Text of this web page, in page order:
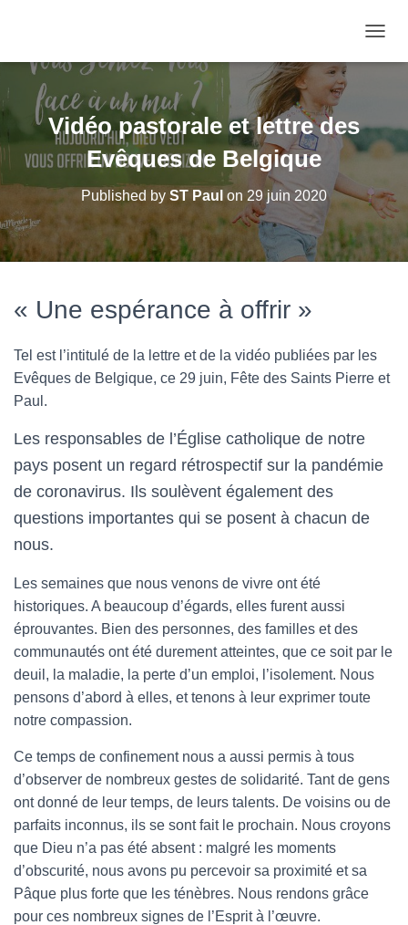
Vidéo pastorale et lettre des
Evêques de Belgique
Published by ST Paul on 29 juin 2020
« Une espérance à offrir »
Tel est l’intitulé de la lettre et de la vidéo publiées par les
Evêques de Belgique, ce 29 juin, Fête des Saints Pierre et
Paul.
Les responsables de l’Église catholique de notre
pays posent un regard rétrospectif sur la pandémie
de coronavirus. Ils soulèvent également des
questions importantes qui se posent à chacun de
nous.
Les semaines que nous venons de vivre ont été
historiques. A beaucoup d’égards, elles furent aussi
éprouvantes. Bien des personnes, des familles et des
communautés ont été durement atteintes, que ce soit par le
deuil, la maladie, la perte d’un emploi, l’isolement. Nous
pensons d’abord à elles, et tenons à leur exprimer toute
notre compassion.
Ce temps de confinement nous a aussi permis à tous
d’observer de nombreux gestes de solidarité. Tant de gens
ont donné de leur temps, de leurs talents. De voisins ou de
parfaits inconnus, ils se sont fait le prochain. Nous croyons
que Dieu n’a pas été absent : malgré les moments
d’obscurité, nous avons pu percevoir sa proximité et sa
Pâque plus forte que les ténèbres. Nous rendons grâce
pour ces nombreux signes de l’Esprit à l’œuvre.